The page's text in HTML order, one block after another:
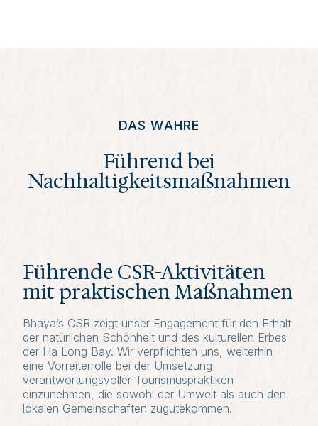
DAS WAHRE
Führend bei
Nachhaltigkeitsmaßnahmen
Führende CSR-Aktivitäten
mit praktischen Maßnahmen
Bhaya’s CSR zeigt unser Engagement für den Erhalt
der natürlichen Schönheit und des kulturellen Erbes
der Ha Long Bay. Wir verpflichten uns, weiterhin
eine Vorreiterrolle bei der Umsetzung
verantwortungsvoller Tourismuspraktiken
einzunehmen, die sowohl der Umwelt als auch den
lokalen Gemeinschaften zugutekommen.